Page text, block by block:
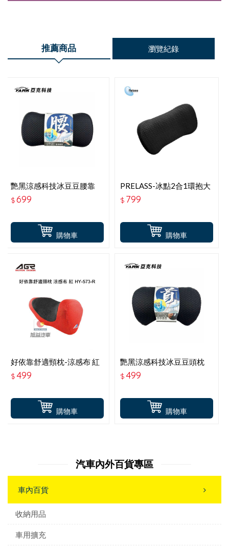
推薦商品 瀏覽紀錄
購物車
艷黑涼感科技冰豆豆腰靠
$699
購物車
PRELASS-冰點2合1環抱大
腰靠休閒睡枕 AI62049
$ 799
購物車
好依靠舒適頸枕-涼感布 紅
HY-573-R
$499
購物車
艷黑涼感科技冰豆豆頭枕
$499
汽車內外百貨專區
車內百貨
收納用品
車用擴充